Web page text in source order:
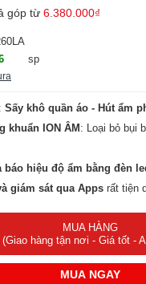
góp từ 6.380.000₫
sp
Sấy khô quần áo - Hút ẩm
khuẩn ION ÂM : Loại bỏ bụi
báo hiệu độ ẩm bằng đèn
giám sát qua Apps rất tiện
MUA HÀNG
(Giao hàng tận nơi - Giá tốt -
MUA NGAY